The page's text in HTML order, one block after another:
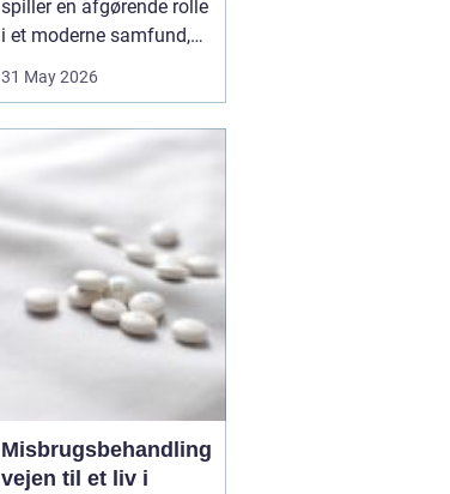
spiller en afgørende rolle
i et moderne samfund,
mere specialiseret, og
tungere og større. Når
vindmøllekomponenter,
både eller siloer skal
flyttes, er almindelig
lastbil...
31 May 2026
Misbrugsbehandling
vejen til et liv i